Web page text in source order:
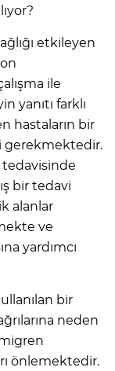
etkileyen
ile
yanıtı farklı
hastaların bir
gerekmektedir.
bir tedavi
alanlar
ve
yardımcı
bir
neden
önlemektedir.